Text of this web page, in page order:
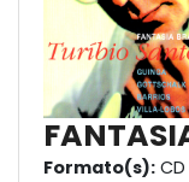
Formato(s):